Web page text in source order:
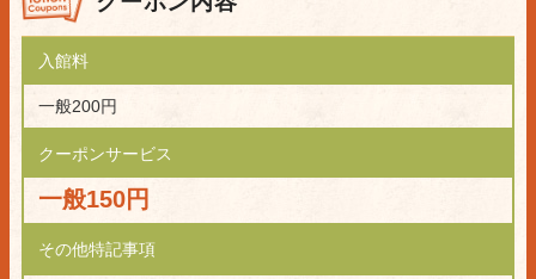
入館料
一般200円
クーポンサービス
一般150円
その他特記事項